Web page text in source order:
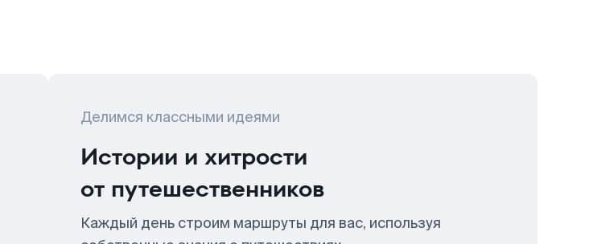
Делимся классными идеями
Истории и хитрости
от путешественников
Каждый день строим маршруты для вас, используя